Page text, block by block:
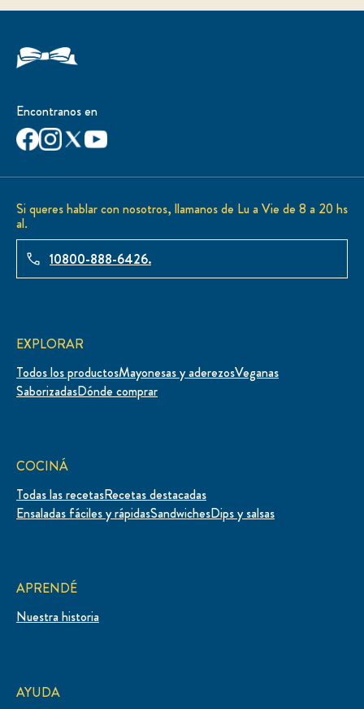
Encontranos en
Si queres hablar con nosotros, llamanos de Lu a Vie de 8 a 20 hs
al.
10800-888-6426.
EXPLORAR
Todos los productosMayonesas y aderezosVeganas
SaborizadasDónde comprar
COCINÁ
Todas las recetasRecetas destacadas
Ensaladas fáciles y rápidasSandwichesDips y salsas
APRENDÉ
Nuestra historia
AYUDA